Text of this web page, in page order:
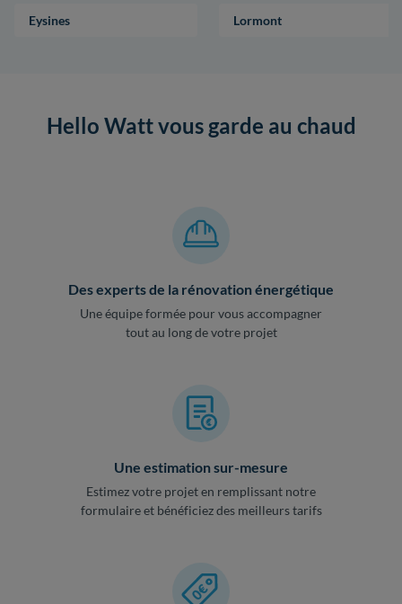
Eysines Lormont
Hello Watt vous garde au chaud
Des experts de la rénovation énergétique
Une équipe formée pour vous accompagner
tout au long de votre projet
Une estimation sur-mesure
Estimez votre projet en remplissant notre
formulaire et bénéficiez des meilleurs tarifs